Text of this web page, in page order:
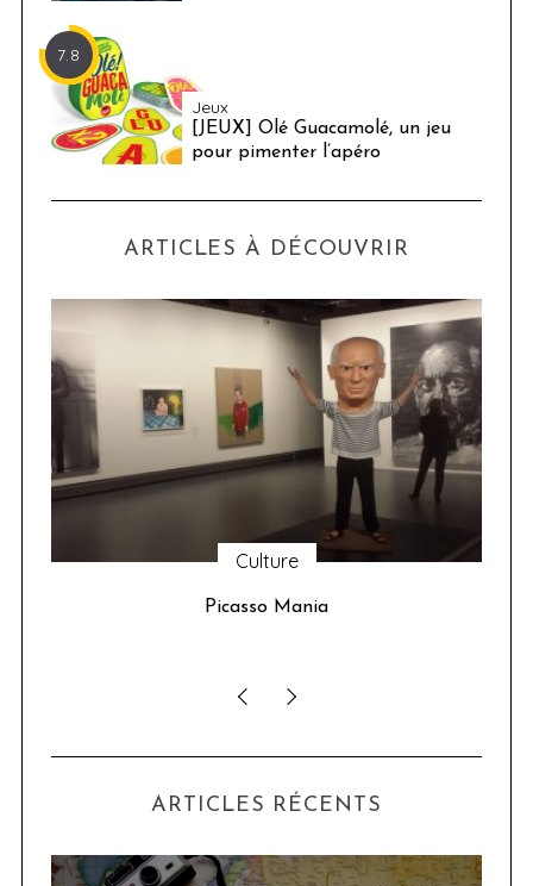
7.8
Jeux
[JEUX] Olé Guacamolé, un jeu
pour pimenter l’apéro
ARTICLES À DÉCOUVRIR
Culture
Picasso Mania
ARTICLES RÉCENTS